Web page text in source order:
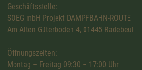
Geschäftsstelle:
SOEG mbH Projekt DAMPFBAHN-ROUTE
Am Alten Güterboden 4, 01445 Radebeul
Öffnungszeiten:
Montag – Freitag 09:30 – 17:00 Uhr